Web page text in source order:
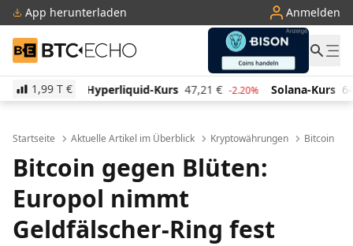
App herunterladen Anmelden
BTC-ECHO
1,99 T €
Kurs 47,21 € -2.20% Solana-Kurs 64,92 € 2.80% TRON-
Startseite Aktuelle Artikel im Überblick Kryptowährungen Bitcoin
Bitcoin gegen Blüten:
Europol nimmt
Geldfälscher-Ring fest